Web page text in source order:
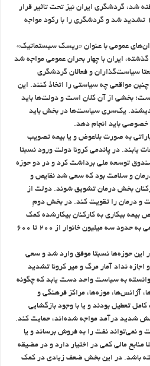
شد، گردشگری ایران نیز تحت تاثیر قرار
گرفت، بحران تحریم در سال ۱۳۹۷ تشدید شد و گردشگری را با رکود مواجه
عمومی با عنوان «ریسک سیستماتیک»
ایران با چهار بحران عمومی مواجه شد
سیاست‌گذاران و فعالان گردشگری
مواقعی چه سیاستی را اتخاذ کنند. این
بخشی از آن کلان است و دولت‌ها باید
یک‌سری سیاست‌ها در بخش باید
خصوصی باید انجام دهد.
به صورت بلاعوض و یا بیمه تصویب
در پاندمی کرونا دولت ورود نسبتا
توسعه ملی برداشت کرد و در دو حوزه
و سلامت بود که سعی شد نقایص و
بخش درمان تشویق شوند. دولت از
و درمان را تقویت کند. در بخش دومِ
بیکاری به کارکنان بیکارشده کمک
کند. از سویی پرداخت‌های مستقیمی به حدود سه میلیون خانوار از ۲۰۰ تا ۶۰۰
این حوزه‌ها نسبتا موفق وارد شد و سعی
اجازه نداد آمار مرگ و میر کرونا تشدید
به سیاست واحد دست یابد که چگونه
موزه‌ها، مراکز فرهنگی و
تعطیل بودند و یا با وجود بازگشایی
شدید درآمد مواجه شده‌اند، حمایت کند.
و نمی‌تواند نفت را به فروش برساند و یا
منابع مالی کمی در اختیار دارد و در مضیقه
باشد. در این بخش ضعف زیادی در کمک